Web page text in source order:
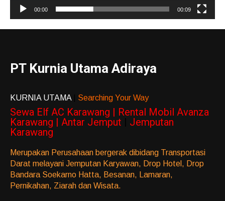
00:00 00:09
PT Kurnia Utama Adiraya
KURNIA UTAMA Searching Your Way
Sewa Elf AC Karawang | Rental Mobil Avanza
Karawang | Antar Jemput
Jemputan
Karawang
Merupakan Perusahaan bergerak dibidang Transportasi
Darat melayani Jemputan Karyawan, Drop Hotel, Drop
Bandara Soekarno Hatta, Besanan, Lamaran,
Pernikahan, Ziarah dan Wisata.